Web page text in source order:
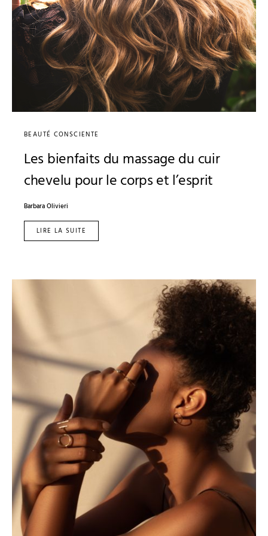
BEAUTÉ CONSCIENTE
Les bienfaits du massage du cuir
chevelu pour le corps et l’esprit
Barbara Olivieri
LIRE LA SUITE